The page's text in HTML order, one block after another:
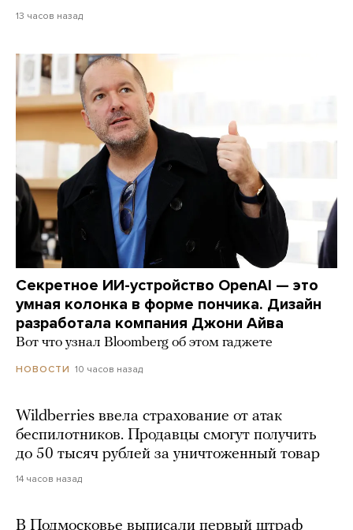
13 часов назад
Секретное ИИ-устройство OpenAI — это
умная колонка в форме пончика. Дизайн
разработала компания Джони Айва
Вот что узнал Bloomberg об этом гаджете
НОВОСТИ 10 часов назад
Wildberries ввела страхование от атак
беспилотников. Продавцы смогут получить
до 50 тысяч рублей за уничтоженный товар
14 часов назад
В Подмосковье выписали первый штраф